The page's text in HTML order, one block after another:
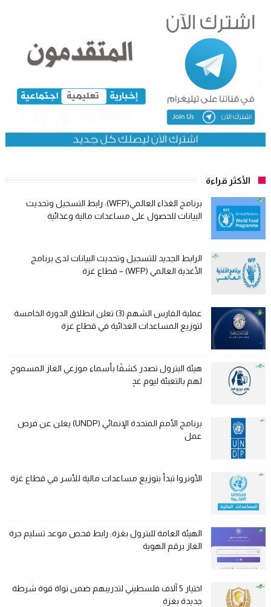
الأكثر قراءة
برنامج الغذاء العالمي(WFP): رابط التسجيل وتحديث
البيانات للحصول على مساعدات مالية وغذائية
الرابط الجديد للتسجيل وتحديث البيانات لدى برنامج
الأغذية العالمي (WFP) – قطاع غزة
عملية الفارس الشهم (3) تعلن انطلاق الدورة الخامسة
لتوزيع المساعدات الغذائية في قطاع غزة
هيئة البترول تصدر كشفًا بأسماء موزعي الغاز المسموح
لهم بالتعبئة ليوم غدٍ
برنامج الأمم المتحدة الإنمائي (UNDP) يعلن عن فرص
عمل
الأونروا تبدأ بتوزيع مساعدات مالية للأسر في قطاع غزة
الهيئة العامة للبترول بغزة: رابط فحص موعد تسليم جرة
الغاز برقم الهوية
اختيار 5 آلاف فلسطيني لتدريبهم ضمن نواة قوة شرطة
جديدة بغزة